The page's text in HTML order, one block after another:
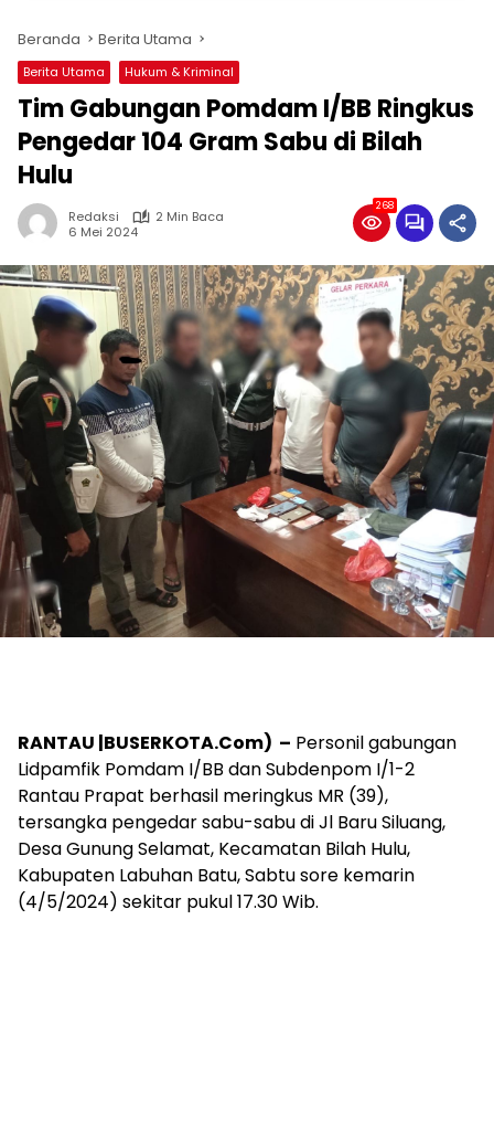
Beranda Berita Utama
Berita Utama Hukum & Kriminal
Tim Gabungan Pomdam I/BB Ringkus
Pengedar 104 Gram Sabu di Bilah
Hulu
Redaksi
2 Min Baca
6 Mei 2024
268
RANTAU |BUSERKOTA.Com) – Personil gabungan
Lidpamfik Pomdam I/BB dan Subdenpom I/1-2
Rantau Prapat berhasil meringkus MR (39),
tersangka pengedar sabu-sabu di Jl Baru Siluang,
Desa Gunung Selamat, Kecamatan Bilah Hulu,
Kabupaten Labuhan Batu, Sabtu sore kemarin
(4/5/2024) sekitar pukul 17.30 Wib.